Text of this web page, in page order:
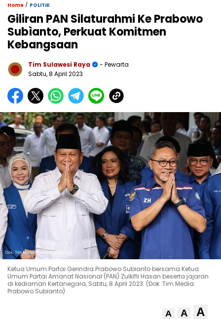
Home / POLITIK
Giliran PAN Silaturahmi Ke Prabowo
Subìanto, Perkuat Komitmen
Kebangsaan
Tim Sulawesi Raya
- Pewarta
Sabtu, 8 April 2023
Ketua Umum Partai Gerindra Prabowo Subianto bersama Ketua
Umum Partai Amanat Nasional (PAN) Zulkifli Hasan beserta jajaran
di kediaman Kertanegara, Sabtu, 8 April 2023. (Dok. Tim Media
Prabowo Subianto)
A A A